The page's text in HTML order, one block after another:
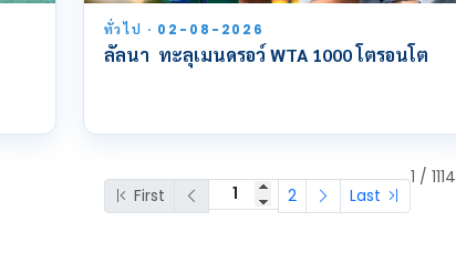
ทั่วไป · 02-08-2026
ลัลนา ทะลุเมนดรอว์ WTA 1000 โตรอนโต
First 2 Last
1 / 1114